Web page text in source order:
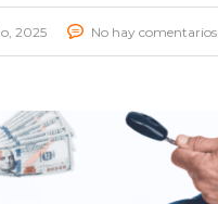
2025 No hay comentarios